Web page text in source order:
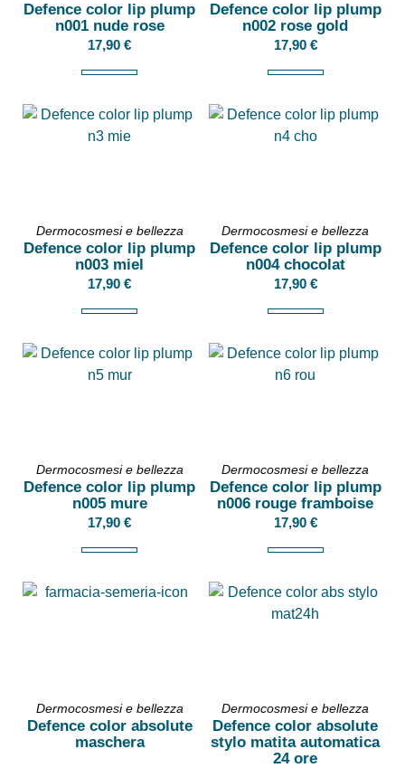
Defence color lip plump
n001 nude rose
17,90€
Defence color lip plump
n002 rose gold
17,90 €
Dermocosmesi e bellezza
Defence color lip plump
n003 miel
17,90€
Dermocosmesi e bellezza
Defence color lip plump
n004 chocolat
17,90 €
Dermocosmesi e bellezza
Defence color lip plump
n005 mure
17,90€
Dermocosmesi e bellezza
Defence color lip plump
n006 rouge framboise
17,90 €
Dermocosmesi e bellezza
Defence color absolute
maschera
Dermocosmesi e bellezza
Defence color absolute
stylo matita automatica
24 ore